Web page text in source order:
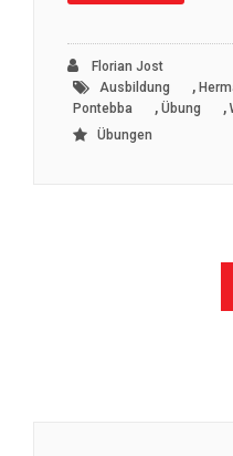
Florian Jost
Ausbildung
,
Pontebba , Übung ,
Übungen